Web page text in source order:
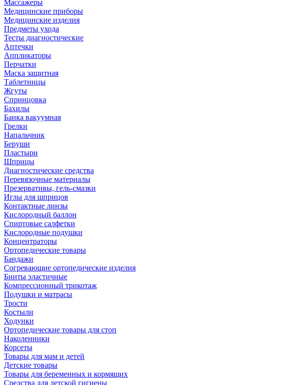
Массажеры
Медицинские приборы
Медицинские изделия
Предметы ухода
Тесты диагностические
Аптечки
Аппликаторы
Перчатки
Маска защитная
Таблетницы
Жгуты
Спринцовка
Бахилы
Банка вакуумная
Грелки
Напальчник
Беруши
Пластыри
Шприцы
Диагностические средства
Перевязочные материалы
Презервативы, гель-смазки
Иглы для шприцов
Контактные линзы
Кислородный баллон
Спиртовые салфетки
Кислородные подушки
Концентраторы
Ортопедические товары
Бандажи
Согревающие ортопедические изделия
Бинты эластичные
Компрессионный трикотаж
Подушки и матрасы
Трости
Костыли
Ходунки
Ортопедические товары для стоп
Наколенники
Корсеты
Товары для мам и детей
Детские товары
Товары для беременных и кормящих
Средства для детской гигиены